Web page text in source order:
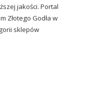
jakości. Portal
Złotego Godła w
sklepów